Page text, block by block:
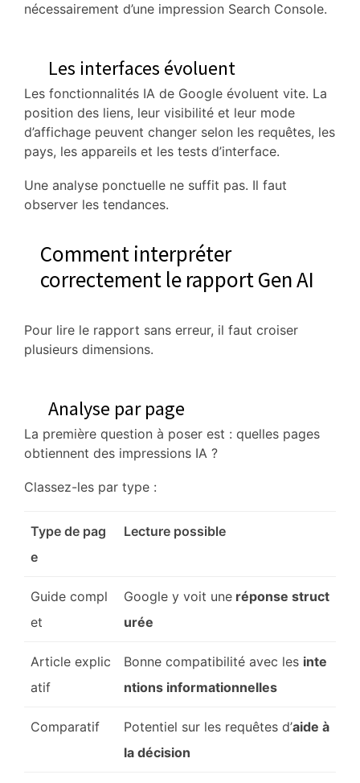
nécessairement d’une impression Search Console.
Les interfaces évoluent
Les fonctionnalités IA de Google évoluent vite. La
position des liens, leur visibilité et leur mode
d’affichage peuvent changer selon les requêtes, les
pays, les appareils et les tests d’interface.
Une analyse ponctuelle ne suffit pas. Il faut
observer les tendances.
Comment interpréter
correctement le rapport Gen AI
Pour lire le rapport sans erreur, il faut croiser
plusieurs dimensions.
Analyse par page
La première question à poser est : quelles pages
obtiennent des impressions IA ?
Classez-les par type :
Type de pag
e
Lecture possible
Guide compl
et
Google y voit une réponse struct
urée
Article explic
atif
Bonne compatibilité avec les inte
ntions informationnelles
Comparatif Potentiel sur les requêtes d’aide à
la décision